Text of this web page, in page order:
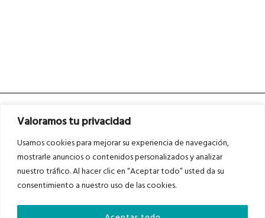
Valoramos tu privacidad
Usamos cookies para mejorar su experiencia de navegación,
mostrarle anuncios o contenidos personalizados y analizar
nuestro tráfico. Al hacer clic en “Aceptar todo” usted da su
consentimiento a nuestro uso de las cookies.
Asociados a
Auditados por